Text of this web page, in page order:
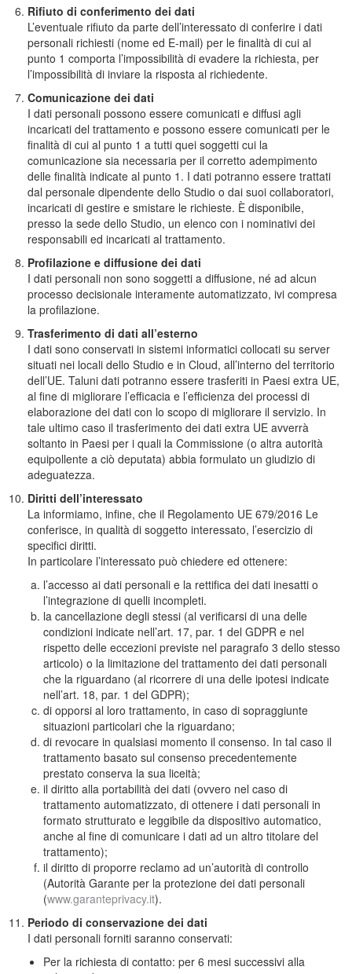
Rifiuto di conferimento dei dati
L’eventuale rifiuto da parte dell’interessato di conferire i dati
personali richiesti (nome ed E-mail) per le finalità di cui al
punto 1 comporta l’impossibilità di evadere la richiesta, per
l’impossibilità di inviare la risposta al richiedente.
Comunicazione dei dati
I dati personali possono essere comunicati e diffusi agli
incaricati del trattamento e possono essere comunicati per le
finalità di cui al punto 1 a tutti quei soggetti cui la
comunicazione sia necessaria per il corretto adempimento
delle finalità indicate al punto 1. I dati potranno essere trattati
dal personale dipendente dello Studio o dai suoi collaboratori,
incaricati di gestire e smistare le richieste. È disponibile,
presso la sede dello Studio, un elenco con i nominativi dei
responsabili ed incaricati al trattamento.
Profilazione e diffusione dei dati
I dati personali non sono soggetti a diffusione, né ad alcun
processo decisionale interamente automatizzato, ivi compresa
la profilazione.
Trasferimento di dati all’esterno
I dati sono conservati in sistemi informatici collocati su server
situati nei locali dello Studio e in Cloud, all’interno del territorio
dell’UE. Taluni dati potranno essere trasferiti in Paesi extra UE,
al fine di migliorare l’efficacia e l’efficienza dei processi di
elaborazione dei dati con lo scopo di migliorare il servizio. In
tale ultimo caso il trasferimento dei dati extra UE avverrà
soltanto in Paesi per i quali la Commissione (o altra autorità
equipollente a ciò deputata) abbia formulato un giudizio di
adeguatezza.
Diritti dell’interessato
La informiamo, infine, che il Regolamento UE 679/2016 Le
conferisce, in qualità di soggetto interessato, l’esercizio di
specifici diritti.
In particolare l’interessato può chiedere ed ottenere:
l’accesso ai dati personali e la rettifica dei dati inesatti o
l’integrazione di quelli incompleti.
la cancellazione degli stessi (al verificarsi di una delle
condizioni indicate nell’art. 17, par. 1 del GDPR e nel
rispetto delle eccezioni previste nel paragrafo 3 dello stesso
articolo) o la limitazione del trattamento dei dati personali
che la riguardano (al ricorrere di una delle ipotesi indicate
nell’art. 18, par. 1 del GDPR);
di opporsi al loro trattamento, in caso di sopraggiunte
situazioni particolari che la riguardano;
di revocare in qualsiasi momento il consenso. In tal caso il
trattamento basato sul consenso precedentemente
prestato conserva la sua liceità;
il diritto alla portabilità dei dati (ovvero nel caso di
trattamento automatizzato, di ottenere i dati personali in
formato strutturato e leggibile da dispositivo automatico,
anche al fine di comunicare i dati ad un altro titolare del
trattamento);
il diritto di proporre reclamo ad un’autorità di controllo
(Autorità Garante per la protezione dei dati personali
(www.garanteprivacy.it).
Periodo di conservazione dei dati
I dati personali forniti saranno conservati:
Per la richiesta di contatto: per 6 mesi successivi alla